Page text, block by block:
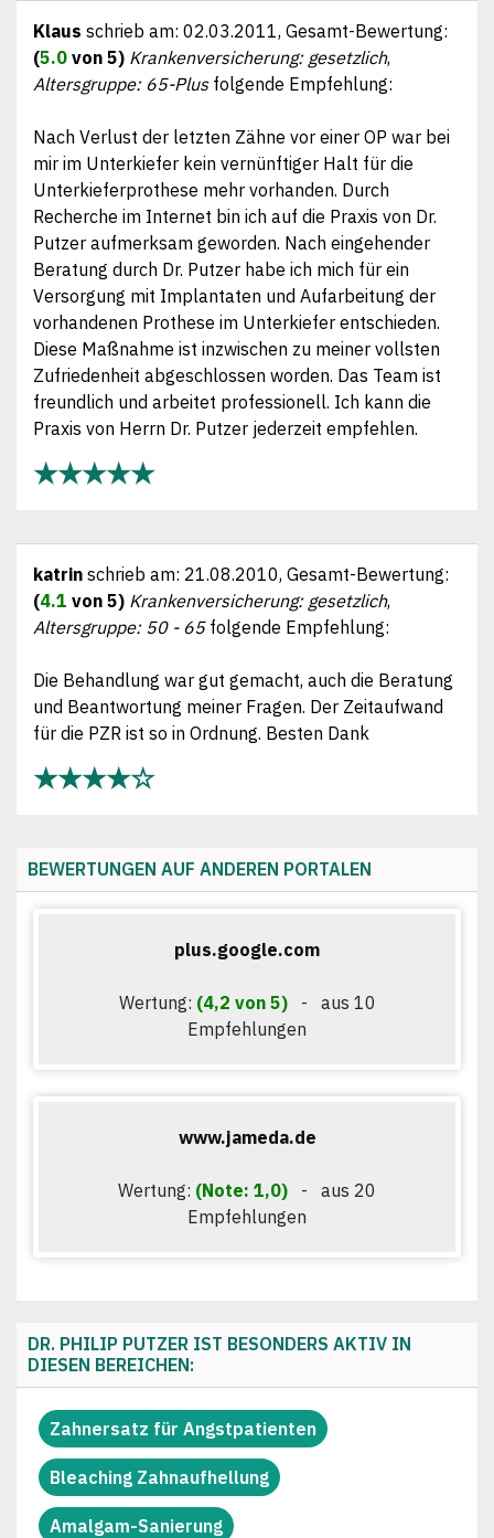
Klaus schrieb am: 02.03.2011, Gesamt-Bewertung:
(5.0 von 5) Krankenversicherung: gesetzlich,
Altersgruppe: 65-Plus folgende Empfehlung:
Nach Verlust der letzten Zähne vor einer OP war bei
mir im Unterkiefer kein vernünftiger Halt für die
Unterkieferprothese mehr vorhanden. Durch
Recherche im Internet bin ich auf die Praxis von Dr.
Putzer aufmerksam geworden. Nach eingehender
Beratung durch Dr. Putzer habe ich mich für ein
Versorgung mit Implantaten und Aufarbeitung der
vorhandenen Prothese im Unterkiefer entschieden.
Diese Maßnahme ist inzwischen zu meiner vollsten
Zufriedenheit abgeschlossen worden. Das Team ist
freundlich und arbeitet professionell. Ich kann die
Praxis von Herrn Dr. Putzer jederzeit empfehlen.
★★★★★
katrin schrieb am: 21.08.2010, Gesamt-Bewertung:
(4.1 von 5) Krankenversicherung: gesetzlich,
Altersgruppe: 50 - 65folgende Empfehlung:
Die Behandlung war gut gemacht, auch die Beratung
und Beantwortung meiner Fragen. Der Zeitaufwand
für die PZR ist so in Ordnung. Besten Dank
★★★★☆
BEWERTUNGEN AUF ANDEREN PORTALEN
plus.google.com
Wertung: (4,2 von 5)- aus 10
Empfehlungen
www.jameda.de
Wertung: (Note: 1,0) - aus 20
Empfehlungen
DR. PHILIP PUTZER IST BESONDERS AKTIV IN
DIESEN BEREICHEN:
Zahnersatz für Angstpatienten
Bleaching Zahnaufhellung
Amalgam-Sanierung